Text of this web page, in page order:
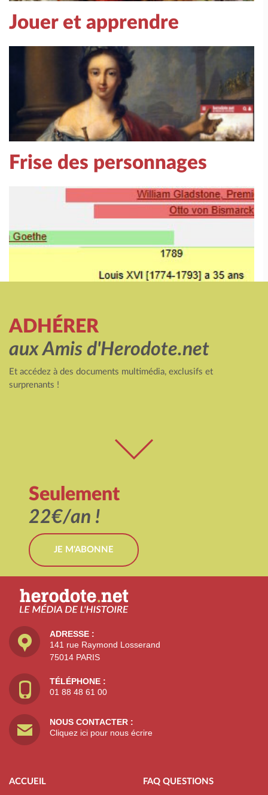
Jouer et apprendre
Frise des personnages
ADHÉRER
aux Amis d'Herodote.net
Et accédez à des documents multimédia, exclusifs et
surprenants !
Seulement
22€/an !
JE M'ABONNE
ADRESSE :
141 rue Raymond Losserand
75014 PARIS
TÉLÉPHONE :
01 88 48 61 00
NOUS CONTACTER :
Cliquez ici pour nous écrire
ACCUEIL FAQ QUESTIONS